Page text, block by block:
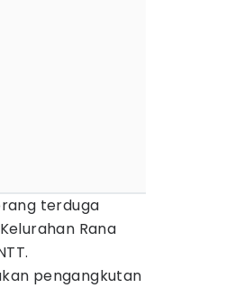
terduga
Rana
pengangkutan